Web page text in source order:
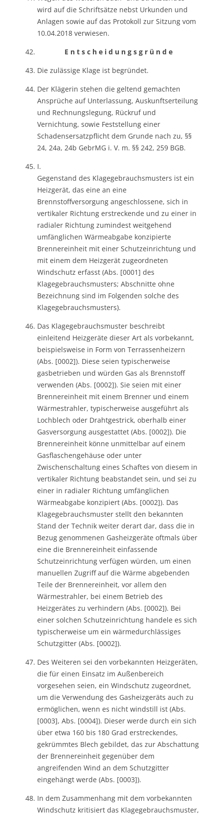
wird auf die Schriftsätze nebst Urkunden und
Anlagen sowie auf das Protokoll zur Sitzung vom
10.04.2018 verwiesen.
E n t s c h e i d u n g s g r ü n d e
Die zulässige Klage ist begründet.
Der Klägerin stehen die geltend gemachten
Ansprüche auf Unterlassung, Auskunftserteilung
und Rechnungslegung, Rückruf und
Vernichtung, sowie Feststellung einer
Schadensersatzpflicht dem Grunde nach zu, §§
24, 24a, 24b GebrMG i. V. m. §§ 242, 259 BGB.
I.
Gegenstand des Klagegebrauchsmusters ist ein
Heizgerät, das eine an eine
Brennstoffversorgung angeschlossene, sich in
vertikaler Richtung erstreckende und zu einer in
radialer Richtung zumindest weitgehend
umfänglichen Wärmeabgabe konzipierte
Brennereinheit mit einer Schutzeinrichtung und
mit einem dem Heizgerät zugeordneten
Windschutz erfasst (Abs. [0001] des
Klagegebrauchsmusters; Abschnitte ohne
Bezeichnung sind im Folgenden solche des
Klagegebrauchsmusters).
Das Klagegebrauchsmuster beschreibt
einleitend Heizgeräte dieser Art als vorbekannt,
beispielsweise in Form von Terrassenheizern
(Abs. [0002]). Diese seien typischerweise
gasbetrieben und würden Gas als Brennstoff
verwenden (Abs. [0002]). Sie seien mit einer
Brennereinheit mit einem Brenner und einem
Wärmestrahler, typischerweise ausgeführt als
Lochblech oder Drahtgestrick, oberhalb einer
Gasversorgung ausgestattet (Abs. [0002]). Die
Brennereinheit könne unmittelbar auf einem
Gasflaschengehäuse oder unter
Zwischenschaltung eines Schaftes von diesem in
vertikaler Richtung beabstandet sein, und sei zu
einer in radialer Richtung umfänglichen
Wärmeabgabe konzipiert (Abs. [0002]). Das
Klagegebrauchsmuster stellt den bekannten
Stand der Technik weiter derart dar, dass die in
Bezug genommenen Gasheizgeräte oftmals über
eine die Brennereinheit einfassende
Schutzeinrichtung verfügen würden, um einen
manuellen Zugriff auf die Wärme abgebenden
Teile der Brennereinheit, vor allem den
Wärmestrahler, bei einem Betrieb des
Heizgerätes zu verhindern (Abs. [0002]). Bei
einer solchen Schutzeinrichtung handele es sich
typischerweise um ein wärmedurchlässiges
Schutzgitter (Abs. [0002]).
Des Weiteren sei den vorbekannten Heizgeräten,
die für einen Einsatz im Außenbereich
vorgesehen seien, ein Windschutz zugeordnet,
um die Verwendung des Gasheizgeräts auch zu
ermöglichen, wenn es nicht windstill ist (Abs.
[0003], Abs. [0004]). Dieser werde durch ein sich
über etwa 160 bis 180 Grad erstreckendes,
gekrümmtes Blech gebildet, das zur Abschattung
der Brennereinheit gegenüber dem
angreifenden Wind an dem Schutzgitter
eingehängt werde (Abs. [0003]).
In dem Zusammenhang mit dem vorbekannten
Windschutz kritisiert das Klagegebrauchsmuster,